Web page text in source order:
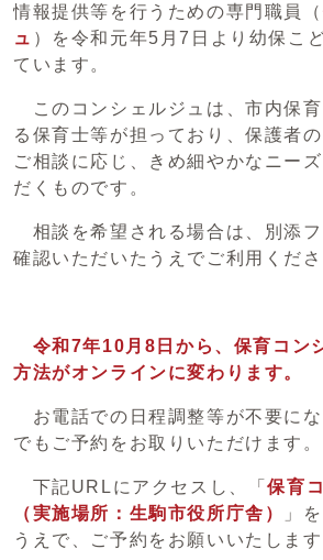
情報提供等を行うための専門職員（
ュ ）を令和元年5月7日より幼保こ
ています。
このコンシェルジュは、市内保
る保育士等が担っており、保護者
ご相談に応じ、きめ細やかなニー
だくものです。
相談を希望される場合は、別添
確認いただいたうえでご利用くださ
令和7年10月8日から、保育コン
方法がオンラインに変わります。
お電話での日程調整等が不要に
でもご予約をお取りいただけます。
下記URLにアクセスし、「保育
（実施場所：生駒市役所庁舎）
」
うえで、ご予約をお願いいたします